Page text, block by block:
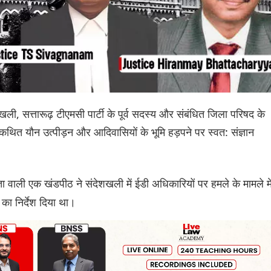
सत्तारूढ़ टीएमसी पार्टी के पूर्व सदस्य और संबंधित जिला परिषद के
यौन उत्पीड़न और आदिवासियों के भूमि हड़पने पर स्वत: संज्ञान
वाली एक खंडपीठ ने संदेशखली में ईडी अधिकारियों पर हमले के मामले
निर्देश दिया था।